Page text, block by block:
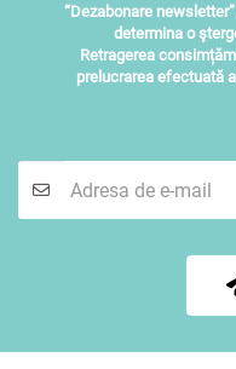
“Dezabonare
determina o
Retragerea
prelucrarea efectuată